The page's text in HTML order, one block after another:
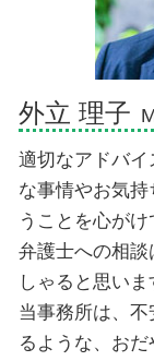
相続 弁護
外立 理子
適切なアドバイ
な事情やお気
うことを心がけ
弁護士への相
しゃると思いま
当事務所は、
るような、お